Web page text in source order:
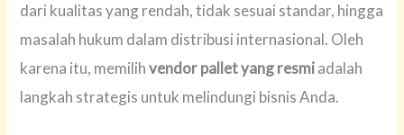
dari kualitas yang rendah, tidak sesuai standar, hingga
masalah hukum dalam distribusi internasional. Oleh
karena itu, memilihvendor pallet yang resmiadalah
langkah strategis untuk melindungi bisnis Anda.